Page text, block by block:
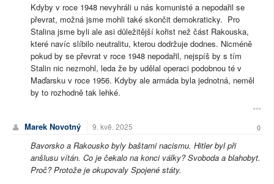
Kdyby v roce 1948 nevyhráli u nás komunisté a nepodařil se
převrat, možná jsme mohli také skončit demokraticky. Pro
Stalina jsme byli ale asi důležitější kořist než část Rakouska,
které navíc slíbilo neutralitu, kterou dodržuje dodnes. Nicméně
pokud by se převrat v roce 1948 nepodařil, nejspíš by s tím
Stalin nic nezmohl, leda že by udělal operaci podobnou té v
Maďarsku v roce 1956. Kdyby ale armáda byla jednotná, neměl
by to rozhodně tak lehké.
Marek Novotný 9. kvě. 2025 0
Bavorsko a Rakousko byly baštami nacismu. Hitler byl při
anšlusu vítán. Co je čekalo na konci války? Svoboda a blahobyt.
Proč? Protože je okupovaly Spojené státy.